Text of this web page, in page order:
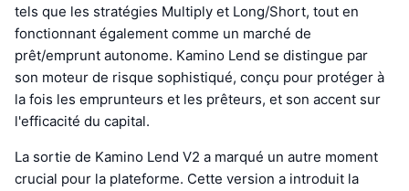
tels que les stratégies Multiply et Long/Short, tout en
fonctionnant également comme un marché de
prêt/emprunt autonome. Kamino Lend se distingue par
son moteur de risque sophistiqué, conçu pour protéger à
la fois les emprunteurs et les prêteurs, et son accent sur
l'efficacité du capital.
La sortie de Kamino Lend V2 a marqué un autre moment
crucial pour la plateforme. Cette version a introduit la